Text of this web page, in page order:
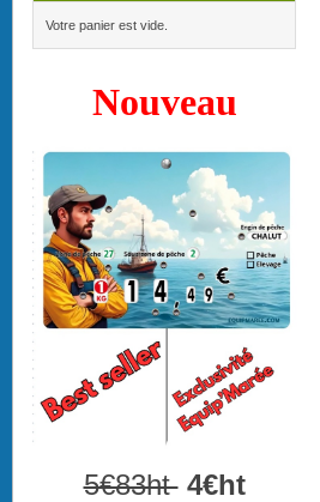
Votre panier est vide.
Nouveau
5€83ht4€ht